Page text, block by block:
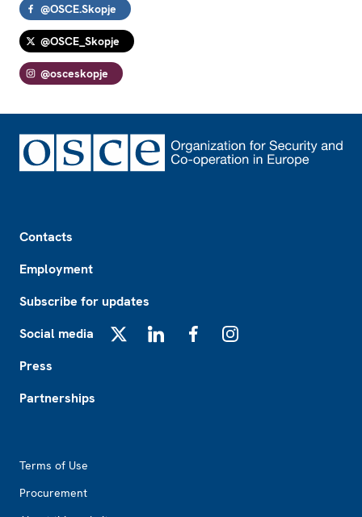
@OSCE.Skopje
@OSCE_Skopje
@osceskopje
Contacts
Employment
Subscribe for updates
Social media
Press
Partnerships
Terms of Use
Procurement